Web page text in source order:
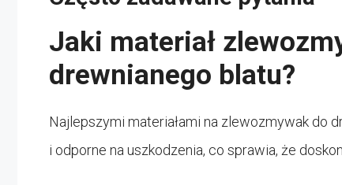
Jaki materiał
drewnianego blatu?
Najlepszymi materiałami na zlewozmywak do
i odporne na uszkodzenia, co sprawia, że